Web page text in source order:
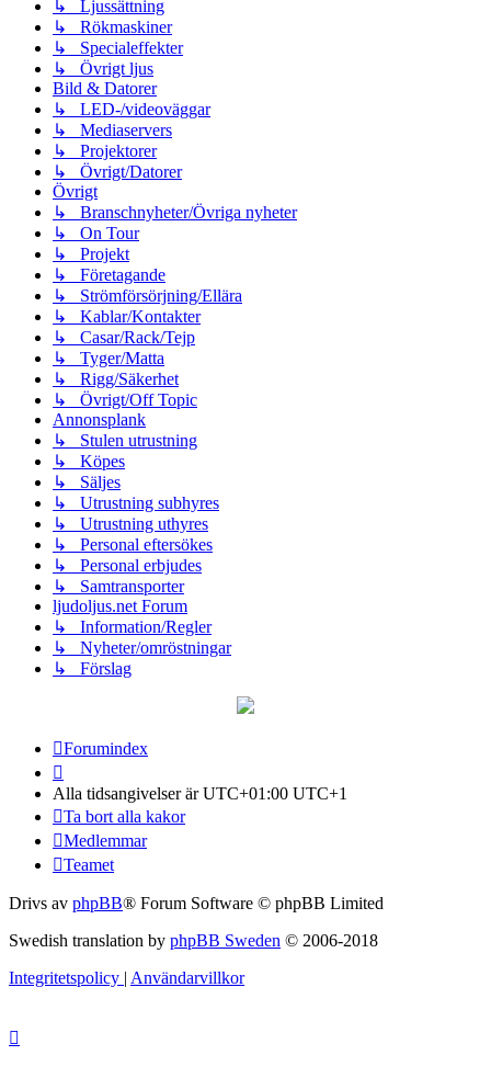
↳ Ljussättning
↳ Rökmaskiner
↳ Specialeffekter
↳ Övrigt ljus
Bild & Datorer
↳ LED-/videoväggar
↳ Mediaservers
↳ Projektorer
↳ Övrigt/Datorer
Övrigt
↳ Branschnyheter/Övriga nyheter
↳ On Tour
↳ Projekt
↳ Företagande
↳ Strömförsörjning/Ellära
↳ Kablar/Kontakter
↳ Casar/Rack/Tejp
↳ Tyger/Matta
↳ Rigg/Säkerhet
↳ Övrigt/Off Topic
Annonsplank
↳ Stulen utrustning
↳ Köpes
↳ Säljes
↳ Utrustning subhyres
↳ Utrustning uthyres
↳ Personal eftersökes
↳ Personal erbjudes
↳ Samtransporter
ljudoljus.net Forum
↳ Information/Regler
↳ Nyheter/omröstningar
↳ Förslag
Forumindex
Alla tidsangivelser är UTC+01:00 UTC+1
Ta bort alla kakor
Medlemmar
Teamet
Drivs av phpBB® Forum Software © phpBB Limited
Swedish translation by phpBB Sweden © 2006-2018
Integritetspolicy | Användarvillkor